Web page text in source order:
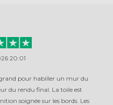
20:01
pour habiller un mur du
du rendu final. La toile est
soignée sur les bords. Les